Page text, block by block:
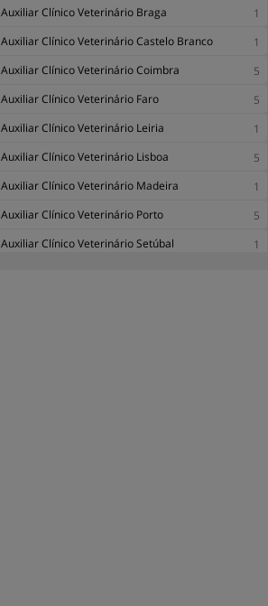
Auxiliar Clínico Veterinário Braga
1
Auxiliar Clínico Veterinário Castelo Branco
1
Auxiliar Clínico Veterinário Coimbra
5
Auxiliar Clínico Veterinário Faro
5
Auxiliar Clínico Veterinário Leiria
1
Auxiliar Clínico Veterinário Lisboa
5
Auxiliar Clínico Veterinário Madeira
1
Auxiliar Clínico Veterinário Porto
5
Auxiliar Clínico Veterinário Setúbal
1